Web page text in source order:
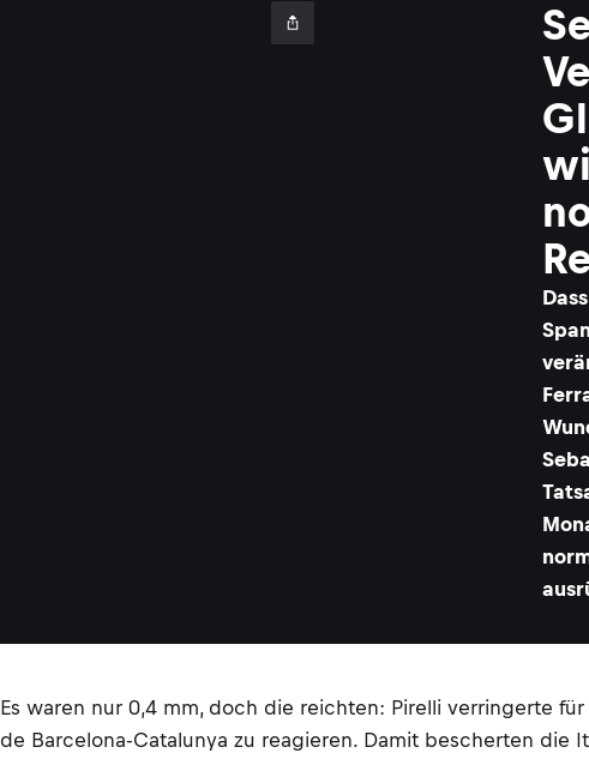
Es waren nur 0,4 mm, doch die reichten: Pirelli verringerte
de Barcelona-Catalunya zu reagieren. Damit bescherten die